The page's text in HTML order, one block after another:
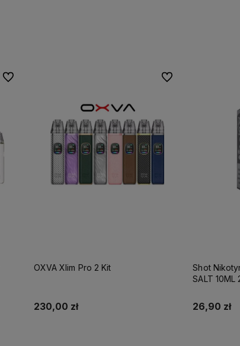
Do ulubionych
OXVA Xlim Pro 2 Kit
230,00 zł
Do ulubionych
Shot
SALT 10ML
26,90 zł